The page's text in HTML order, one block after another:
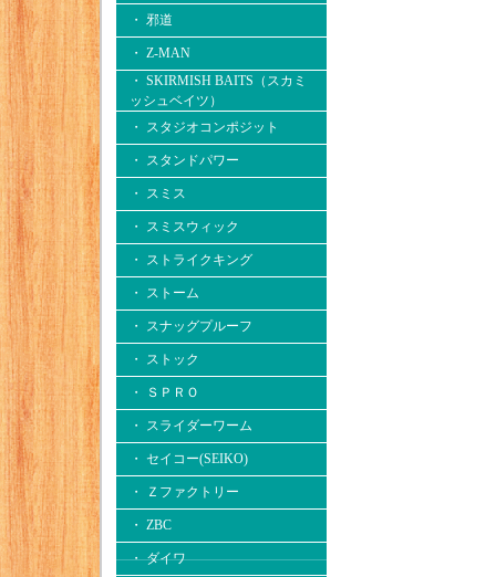
・ 邪道
・ Z-MAN
・ SKIRMISH BAITS（スカミ
ッシュベイツ）
・ スタジオコンポジット
・ スタンドパワー
・ スミス
・ スミスウィック
・ ストライクキング
・ ストーム
・ スナッグプルーフ
・ ストック
・ ＳＰＲＯ
・ スライダーワーム
・ セイコー(SEIKO)
・ Ｚファクトリー
・ ZBC
・ ダイワ